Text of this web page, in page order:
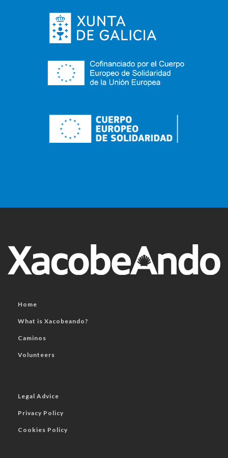
Home
What is Xacobeando?
Caminos
Volunteers
Legal Advice
Privacy Policy
Cookies Policy